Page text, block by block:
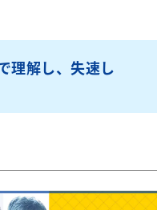
理解し、失速し